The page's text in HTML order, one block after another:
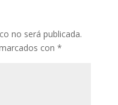
no será publicada.
con *